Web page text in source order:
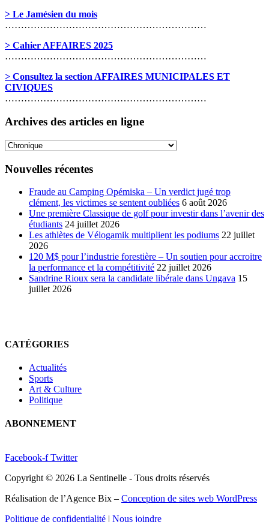
> Le Jamésien du mois
………………………………………………………
> Cahier AFFAIRES 2025
………………………………………………………
> Consultez la section AFFAIRES MUNICIPALES ET
CIVIQUES
………………………………………………………
Archives des articles en ligne
Archives
articles
Nouvelles récentes
Fraude au Camping Opémiska – Un verdict jugé trop
clément, les victimes se sentent oubliées 6 août 2026
Une première Classique de golf pour investir dans l’avenir des
étudiants 24 juillet 2026
Les athlètes de Vélogamik multiplient les podiums 22 juillet
2026
120 M$ pour l’industrie forestière – Un soutien pour accroitre
la performance et la compétitivité 22 juillet 2026
Sandrine Rioux sera la candidate libérale dans Ungava 15
juillet 2026
CATÉGORIES
Actualités
Sports
Art & Culture
Politique
ABONNEMENT
Facebook-f Twitter
Copyright © 2026 La Sentinelle - Tous droits réservés
Réalisation de l’Agence Bix – Conception de sites web WordPress
Politique de confidentialité | Nous joindre